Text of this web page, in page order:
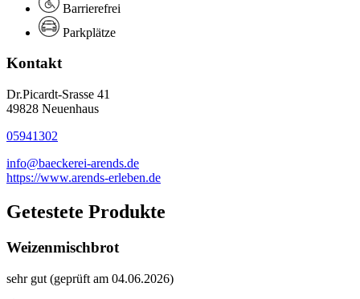
Barrierefrei
Parkplätze
Kontakt
Dr.Picardt-Srasse 41
49828 Neuenhaus
05941302
info@baeckerei-arends.de
https://www.arends-erleben.de
Getestete Produkte
Weizenmischbrot
sehr gut (geprüft am 04.06.2026)